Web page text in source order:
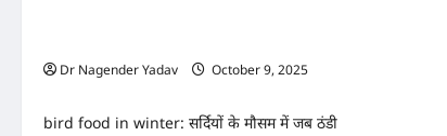
Dr Nagender Yadav
October 9, 2025
bird food in winter: सर्दियों के मौसम में जब ठंडी